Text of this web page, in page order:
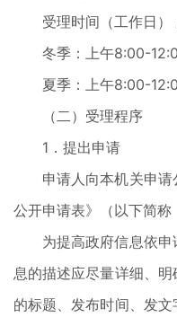
受理时间（工作日）
冬季：上午8:00-
夏季：上午8:00-
（二）受理程序
1．提出申请
申请人向本机关申
公开申请表》（以下简称
为提高政府信息依
息的描述应尽量详细、
的标题、发布时间、发